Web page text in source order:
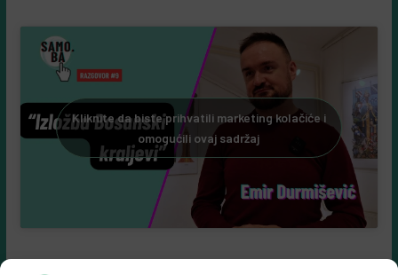
Kliknite da biste prihvatili marketing kolačiće i
omogućili ovaj sadržaj